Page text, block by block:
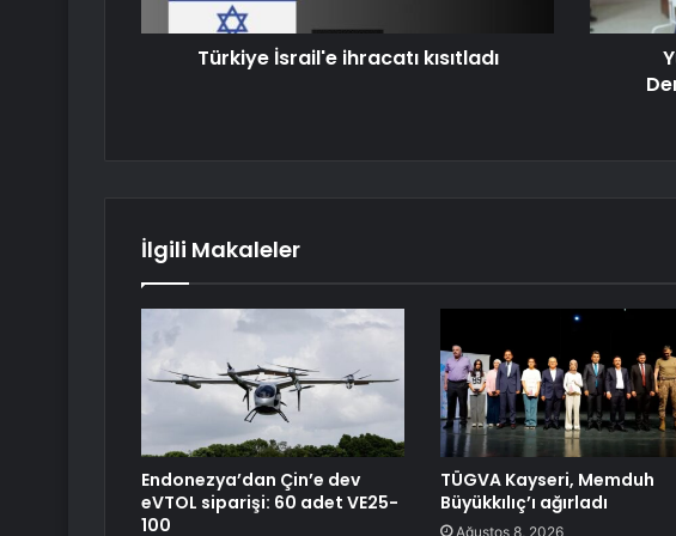
Türkiye İsrail'e ihracatı kısıtladı
İlgili Makaleler
Endonezya’dan Çin’e dev
eVTOL siparişi: 60 adet VE25-
100
TÜGVA Kayseri, Memduh
Büyükkılıç’ı ağırladı
Ağustos 8, 2026